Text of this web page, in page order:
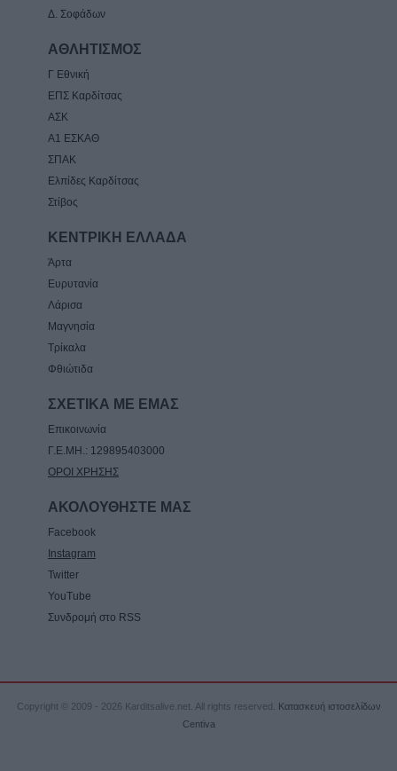
Δ. Σοφάδων
ΑΘΛΗΤΙΣΜΟΣ
Γ Εθνική
ΕΠΣ Καρδίτσας
ΑΣΚ
Α1 ΕΣΚΑΘ
ΣΠΑΚ
Ελπίδες Καρδίτσας
Στίβος
ΚΕΝΤΡΙΚΗ ΕΛΛΑΔΑ
Άρτα
Ευρυτανία
Λάρισα
Μαγνησία
Τρίκαλα
Φθιώτιδα
ΣΧΕΤΙΚΑ ΜΕ ΕΜΑΣ
Επικοινωνία
Γ.Ε.ΜΗ.: 129895403000
ΟΡΟΙ ΧΡΗΣΗΣ
ΑΚΟΛΟΥΘΗΣΤΕ ΜΑΣ
Facebook
Instagram
Twitter
YouTube
Συνδρομή στο RSS
Copyright © 2009 - 2026 Karditsalive.net. All rights reserved.
Κατασκευή ιστοσελίδων
Centiva